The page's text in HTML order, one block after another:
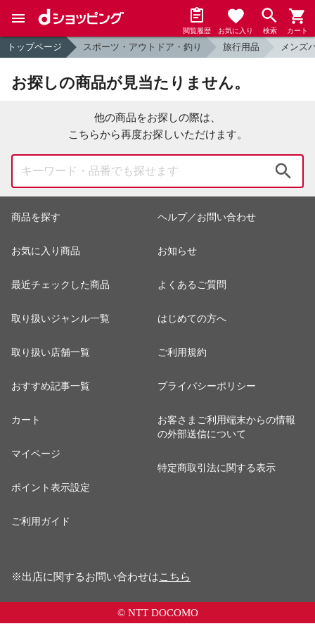
閲覧履歴 お気に入り 検索 カート
トップページ スポーツ・アウトドア・釣り 旅行用品 メンズ
お探しの商品が見当たりません。
他の商品をお探しの際は、
こちらから再度お探しいただけます。
商品を探す
お気に入り商品
最近チェックした商品
取り扱いジャンル一覧
取り扱い店舗一覧
おすすめ記事一覧
カート
マイページ
ポイント表示設定
ご利用ガイド
ヘルプ／お問い合わせ
お知らせ
よくあるご質問
はじめての方へ
ご利用規約
プライバシーポリシー
お客さまご利用端末からの情報
の外部送信について
特定商取引法に関する表示
※出店に関するお問い合わせはこちら
© NTT DOCOMO